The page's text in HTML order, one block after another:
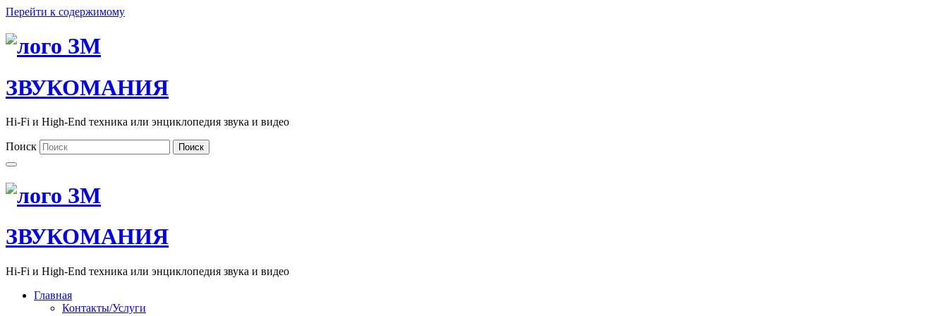
Перейти к содержимому
ЗВУКОМАНИЯ
Hi-Fi и High-End техника или энциклопедия звука и видео
Поиск Поиск
ЗВУКОМАНИЯ
Hi-Fi и High-End техника или энциклопедия звука и видео
Главная
Контакты/Услуги